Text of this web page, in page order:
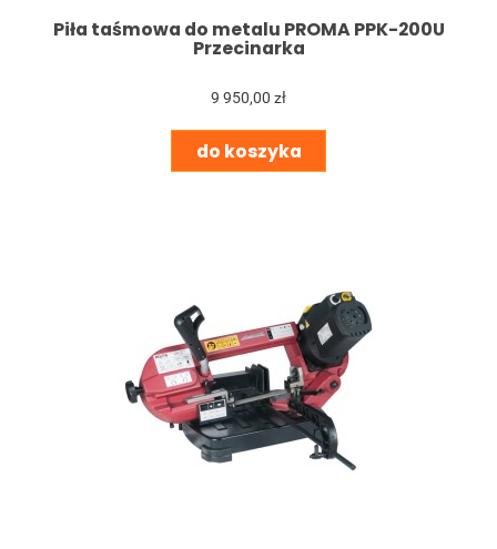
Piła taśmowa do metalu PROMA PPK-200U
Przecinarka
9 950,00 zł
do koszyka